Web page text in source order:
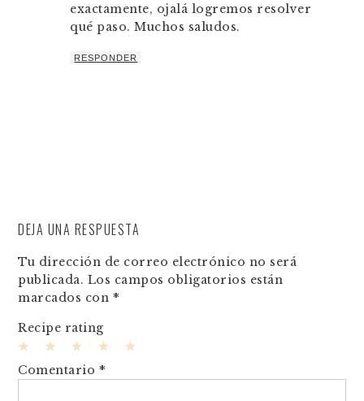
exactamente, ojalá logremos resolver
qué paso. Muchos saludos.
RESPONDER
DEJA UNA RESPUESTA
Tu dirección de correo electrónico no será
publicada. Los campos obligatorios están
marcados con *
Recipe rating
Stars
4
Stars
3
Stars
2
Stars
1
Star
Comentario *